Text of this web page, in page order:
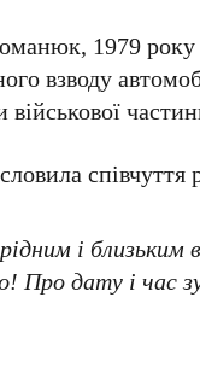
1979
взводу
військової
і близьким
Про дату і час